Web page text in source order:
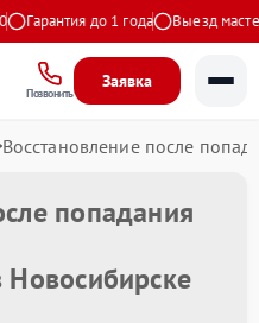
Гарантия до 1 года Выезд мастера
Позвонить
Заявка
Восстановление после
попадания
Новосибирске